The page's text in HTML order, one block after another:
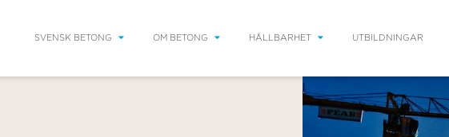
SVENSK BETONG OM BETONG HÅLLBARHET UTBILDNINGAR